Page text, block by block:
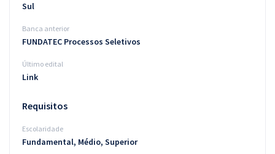
Sul
Banca anterior
FUNDATEC Processos Seletivos
Último edital
Link
Requisitos
Escolaridade
Fundamental, Médio, Superior